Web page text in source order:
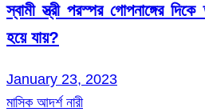
স্বামী স্ত্রী পরস্পর গোপনাঙ্গের
হয়ে যায়?
January 23, 2023
মাসিক আদর্শ নারী